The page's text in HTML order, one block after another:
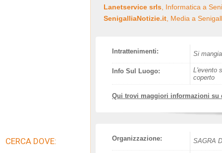
Lanetservice srls , Informatica a
SenigalliaNotizie.it , Media a
Intrattenimenti: Si
Info Sul Luogo:
L'evento
coperto
Qui trovi maggiori informazioni su
Organizzazione: SAGRA
CERCA DOVE: